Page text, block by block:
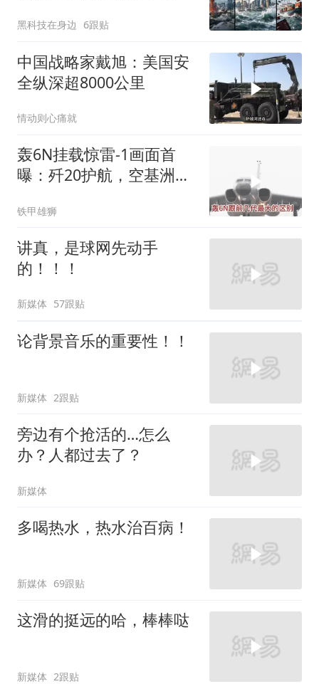
黑科技在身边 6跟贴
中国战略家戴旭：美国安
全纵深超8000公里
情动则心痛就
轰6N挂载惊雷-1画面首
曝：歼20护航，空基洲际
铁甲雄狮
讲真，是球网先动手
的！！！
新媒体 57跟贴
论背景音乐的重要性！！
新媒体 2跟贴
旁边有个抢活的…怎么
办？人都过去了？
新媒体
多喝热水，热水治百病！
新媒体 69跟贴
这滑的挺远的哈，棒棒哒
新媒体 2跟贴